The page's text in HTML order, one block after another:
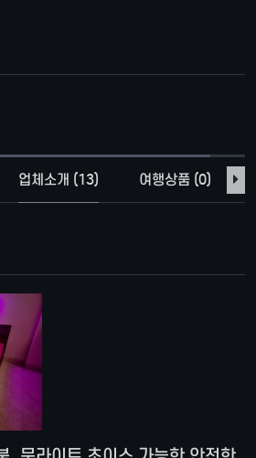
업체소개 (13) 여행상품 (0)